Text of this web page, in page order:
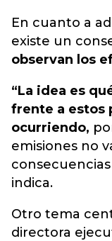
En cuanto a
existe un
observan los
“La idea es
frente a estos
ocurriendo,
emisiones no
indica.
Otro tema
directora